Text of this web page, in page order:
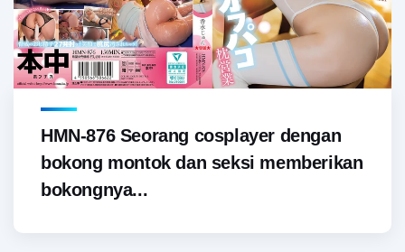
HMN-876 Seorang cosplayer dengan
bokong montok dan seksi memberikan
bokongnya...